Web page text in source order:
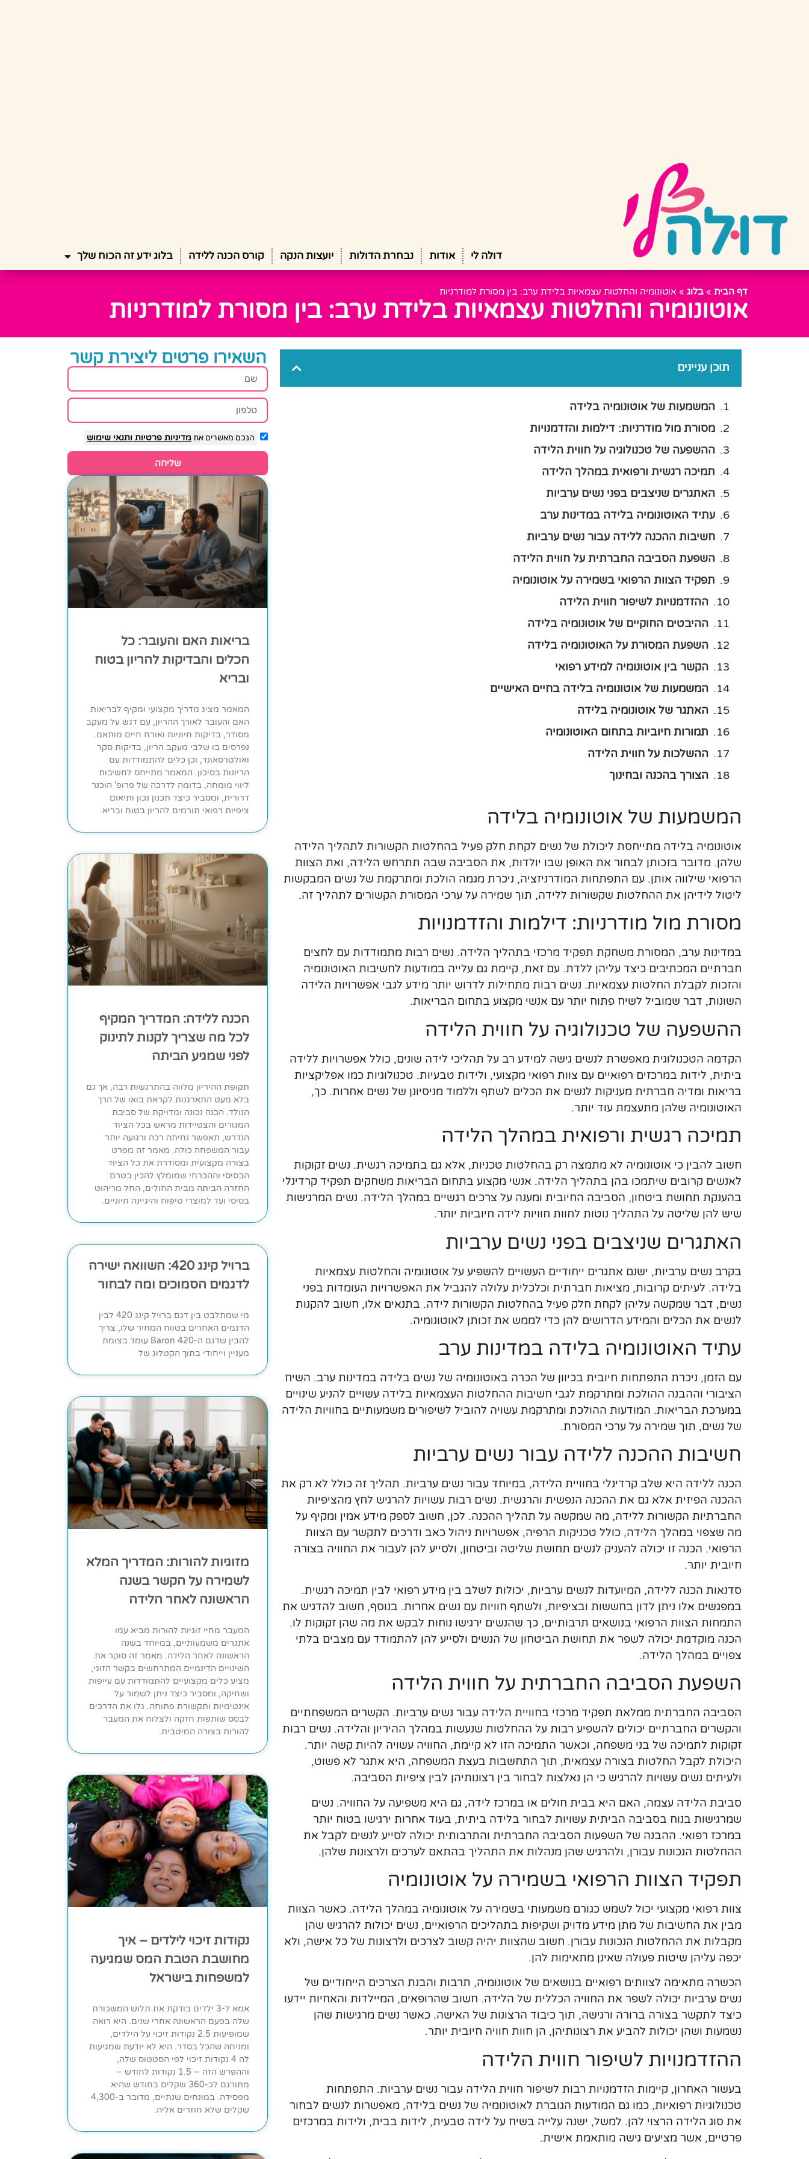
דולה לי אודות נבחרת הדולות יועצות הנקה קורס הכנה ללידה בלוג ידע זה הכוח שלך
דף הבית » בלוג » אוטונומיה והחלטות עצמאיות בלידת ערב: בין מסורת למודרניות
אוטונומיה והחלטות עצמאיות בלידת ערב: בין מסורת למודרניות
תוכן עניינים
המשמעות של אוטונומיה בלידה
מסורת מול מודרניות: דילמות והזדמנויות
ההשפעה של טכנולוגיה על חווית הלידה
תמיכה רגשית ורפואית במהלך הלידה
האתגרים שניצבים בפני נשים ערביות
עתיד האוטונומיה בלידה במדינות ערב
חשיבות ההכנה ללידה עבור נשים ערביות
השפעת הסביבה החברתית על חווית הלידה
תפקיד הצוות הרפואי בשמירה על אוטונומיה
ההזדמנויות לשיפור חווית הלידה
ההיבטים החוקיים של אוטונומיה בלידה
השפעת המסורת על האוטונומיה בלידה
הקשר בין אוטונומיה למידע רפואי
המשמעות של אוטונומיה בלידה בחיים האישיים
האתגר של אוטונומיה בלידה
תמורות חיוביות בתחום האוטונומיה
ההשלכות על חווית הלידה
הצורך בהכנה ובחינוך
המשמעות של אוטונומיה בלידה
אוטונומיה בלידה מתייחסת ליכולת של נשים לקחת חלק פעיל בהחלטות הקשורות לתהליך הלידה
שלהן. מדובר בזכותן לבחור את האופן שבו יולדות, את הסביבה שבה תתרחש הלידה, ואת הצוות
הרפואי שילווה אותן. עם התפתחות המודרניזציה, ניכרת מגמה הולכת ומתרקמת של נשים המבקשות
ליטול לידיהן את ההחלטות שקשורות ללידה, תוך שמירה על ערכי המסורת הקשורים לתהליך זה.
מסורת מול מודרניות: דילמות והזדמנויות
במדינות ערב, המסורת משחקת תפקיד מרכזי בתהליך הלידה. נשים רבות מתמודדות עם לחצים
חברתיים המכתיבים כיצד עליהן ללדת. עם זאת, קיימת גם עלייה במודעות לחשיבות האוטונומיה
והזכות לקבלת החלטות עצמאיות. נשים רבות מתחילות לדרוש יותר מידע לגבי אפשרויות הלידה
השונות, דבר שמוביל לשיח פתוח יותר עם אנשי מקצוע בתחום הבריאות.
ההשפעה של טכנולוגיה על חווית הלידה
הקדמה הטכנולוגית מאפשרת לנשים גישה למידע רב על תהליכי לידה שונים, כולל אפשרויות ללידה
ביתית, לידות במרכזים רפואיים עם צוות רפואי מקצועי, ולידות טבעיות. טכנולוגיות כמו אפליקציות
בריאות ומדיה חברתית מעניקות לנשים את הכלים לשתף וללמוד מניסיונן של נשים אחרות. כך,
האוטונומיה שלהן מתעצמת עוד יותר.
תמיכה רגשית ורפואית במהלך הלידה
חשוב להבין כי אוטונומיה לא מתמצה רק בהחלטות טכניות, אלא גם בתמיכה רגשית. נשים זקוקות
לאנשים קרובים שיתמכו בהן בתהליך הלידה. אנשי מקצוע בתחום הבריאות משחקים תפקיד קרדינלי
בהענקת תחושת ביטחון, הסביבה החיובית ומענה על צרכים רגשיים במהלך הלידה. נשים המרגישות
שיש להן שליטה על התהליך נוטות לחוות חוויות לידה חיוביות יותר.
האתגרים שניצבים בפני נשים ערביות
בקרב נשים ערביות, ישנם אתגרים ייחודיים העשויים להשפיע על אוטונומיה והחלטות עצמאיות
בלידה. לעיתים קרובות, מציאות חברתית וכלכלית עלולה להגביל את האפשרויות העומדות בפני
נשים, דבר שמקשה עליהן לקחת חלק פעיל בהחלטות הקשורות לידה. בתנאים אלו, חשוב להקנות
לנשים את הכלים והמידע הדרושים להן כדי לממש את זכותן לאוטונומיה.
עתיד האוטונומיה בלידה במדינות ערב
עם הזמן, ניכרת התפתחות חיובית בכיוון של הכרה באוטונומיה של נשים בלידה במדינות ערב. השיח
הציבורי וההבנה ההולכת ומתרקמת לגבי חשיבות ההחלטות העצמאיות בלידה עשויים להניע שינויים
במערכת הבריאות. המודעות ההולכת ומתרקמת עשויה להוביל לשיפורים משמעותיים בחוויות הלידה
של נשים, תוך שמירה על ערכי המסורת.
חשיבות ההכנה ללידה עבור נשים ערביות
הכנה ללידה היא שלב קרדינלי בחוויית הלידה, במיוחד עבור נשים ערביות. תהליך זה כולל לא רק את
ההכנה הפיזית אלא גם את ההכנה הנפשית והרגשית. נשים רבות עשויות להרגיש לחץ מהציפיות
החברתיות הקשורות ללידה, מה שמקשה על תהליך ההכנה. לכן, חשוב לספק מידע אמין ומקיף על
מה שצפוי במהלך הלידה, כולל טכניקות הרפיה, אפשרויות ניהול כאב ודרכים לתקשר עם הצוות
הרפואי. הכנה זו יכולה להעניק לנשים תחושת שליטה וביטחון, ולסייע להן לעבור את החוויה בצורה
חיובית יותר.
סדנאות הכנה ללידה, המיועדות לנשים ערביות, יכולות לשלב בין מידע רפואי לבין תמיכה רגשית.
במפגשים אלו ניתן לדון בחששות ובציפיות, ולשתף חוויות עם נשים אחרות. בנוסף, חשוב להדגיש את
התמחות הצוות הרפואי בנושאים תרבותיים, כך שהנשים ירגישו נוחות לבקש את מה שהן זקוקות לו.
הכנה מוקדמת יכולה לשפר את תחושת הביטחון של הנשים ולסייע להן להתמודד עם מצבים בלתי
צפויים במהלך הלידה.
השפעת הסביבה החברתית על חווית הלידה
הסביבה החברתית ממלאת תפקיד מרכזי בחוויית הלידה עבור נשים ערביות. הקשרים המשפחתיים
והקשרים החברתיים יכולים להשפיע רבות על ההחלטות שנעשות במהלך ההיריון והלידה. נשים רבות
זקוקות לתמיכה של בני משפחה, וכאשר התמיכה הזו לא קיימת, החוויה עשויה להיות קשה יותר.
היכולת לקבל החלטות בצורה עצמאית, תוך התחשבות בעצת המשפחה, היא אתגר לא פשוט,
ולעיתים נשים עשויות להרגיש כי הן נאלצות לבחור בין רצונותיהן לבין ציפיות הסביבה.
סביבת הלידה עצמה, האם היא בבית חולים או במרכז לידה, גם היא משפיעה על החוויה. נשים
שמרגישות בנוח בסביבה הביתית עשויות לבחור בלידה ביתית, בעוד אחרות ירגישו בטוח יותר
במרכז רפואי. ההבנה של השפעות הסביבה החברתית והתרבותית יכולה לסייע לנשים לקבל את
ההחלטות הנכונות עבורן, ולהרגיש שהן מנהלות את התהליך בהתאם לערכים ולרצונות שלהן.
תפקיד הצוות הרפואי בשמירה על אוטונומיה
צוות רפואי מקצועי יכול לשמש כגורם משמעותי בשמירה על אוטונומיה במהלך הלידה. כאשר הצוות
מבין את החשיבות של מתן מידע מדויק ושקיפות בתהליכים הרפואיים, נשים יכולות להרגיש שהן
מקבלות את ההחלטות הנכונות עבורן. חשוב שהצוות יהיה קשוב לצרכים ולרצונות של כל אישה, ולא
יכפה עליהן שיטות פעולה שאינן מתאימות להן.
הכשרה מתאימה לצוותים רפואיים בנושאים של אוטונומיה, תרבות והבנת הצרכים הייחודיים של
נשים ערביות יכולה לשפר את החוויה הכללית של הלידה. חשוב שהרופאים, המיילדות והאחיות יידעו
כיצד לתקשר בצורה ברורה ורגישה, תוך כיבוד הרצונות של האישה. כאשר נשים מרגישות שהן
נשמעות ושהן יכולות להביע את רצונותיהן, הן חוות חוויה חיובית יותר.
ההזדמנויות לשיפור חווית הלידה
בעשור האחרון, קיימות הזדמנויות רבות לשיפור חווית הלידה עבור נשים ערביות. התפתחות
טכנולוגיות רפואיות, כמו גם המודעות הגוברת לאוטונומיה של נשים בלידה, מאפשרות לנשים לבחור
את סוג הלידה הרצוי להן. למשל, ישנה עלייה בשיח על לידה טבעית, לידות בבית, ולידות במרכזים
פרטיים, אשר מציעים גישה מותאמת אישית.
השאירו פרטים ליצירת קשר
הנכם מאשרים אתמדיניות פרטיות ותנאי שימוש
שליחה
בריאות האם והעובר: כל
הכלים והבדיקות להריון בטוח
ובריא
המאמר מציג מדריך מקצועי ומקיף לבריאות
האם והעובר לאורך ההריון, עם דגש על מעקב
מסודר, בדיקות חיוניות ואורח חיים מותאם.
נפרסים בו שלבי מעקב הריון, בדיקות סקר
ואולטרסאונד, וכן כלים להתמודדות עם
הריונות בסיכון. המאמר מתייחס לחשיבות
ליווי מומחה, בדומה לדרכה של פרופ' הוכנר
דרורית, ומסביר כיצד תכנון נכון ותיאום
ציפיות רפואי תורמים להריון בטוח ובריא.
הכנה ללידה: המדריך המקיף
לכל מה שצריך לקנות לתינוק
לפני שמגיע הביתה
תקופת ההיריון מלווה בהתרגשות רבה, אך גם
בלא מעט התארגנות לקראת בואו של הרך
הנולד. הכנה נכונה ומדויקת של סביבת
המגורים והצטיידות מראש בכל הציוד
הנדרש, תאפשר נחיתה רכה ורגועה יותר
עבור המשפחה כולה. מאמר זה מפרט
בצורה מקצועית ומסודרת את כל הציוד
הבסיסי וההכרחי שמומלץ להכין בטרם
החזרה הביתה מבית החולים, החל מריהוט
בסיסי ועד למוצרי טיפוח והיגיינה חיוניים.
ברויל קינג 420: השוואה ישירה
לדגמים הסמוכים ומה לבחור
מי שמתלבט בין דגם ברויל קינג 420 לבין
הדגמים האחרים בטווח המחיר שלו, צריך
להבין שדגם ה-Baron 420 עומד בצומת
מעניין וייחודי בתוך הקטלוג של
מזוגיות להורות: המדריך המלא
לשמירה על הקשר בשנה
הראשונה לאחר הלידה
המעבר מחיי זוגיות להורות מביא עמו
אתגרים משמעותיים, במיוחד בשנה
הראשונה לאחר הלידה. מאמר זה סוקר את
השינויים הדינמיים המתרחשים בקשר הזוגי,
מציע כלים מקצועיים להתמודדות עם עייפות
ושחיקה, ומסביר כיצד ניתן לשמור על
אינטימיות ותקשורת פתוחה. גלו את הדרכים
לבסס שותפות חזקה ולצלוח את המעבר
להורות בצורה המיטבית.
נקודות זיכוי לילדים – איך
מחושבת הטבת המס שמגיעה
למשפחות בישראל
אמא ל-3 ילדים בודקת את תלוש המשכורת
שלה בפעם הראשונה אחרי שנים. היא רואה
שמופיעות 2.5 נקודות זיכוי על הילדים,
ומניחה שהכל בסדר. היא לא יודעת שמגיעות
לה 4 נקודות זיכוי לפי הסטטוס שלה,
וההפרש הזה – 1.5 נקודות לחודש –
מתורגם לכ-360 שקלים בחודש שהיא
מפסידה. במונחים שנתיים, מדובר ב-4,300
שקלים שלא חוזרים אליה.